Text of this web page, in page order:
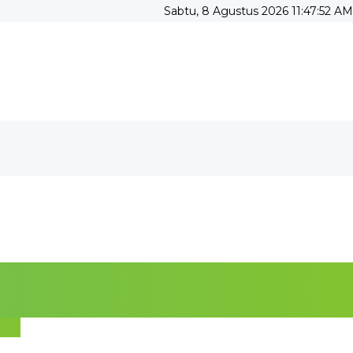
Sabtu, 8 Agustus 2026 11:47:53 AM